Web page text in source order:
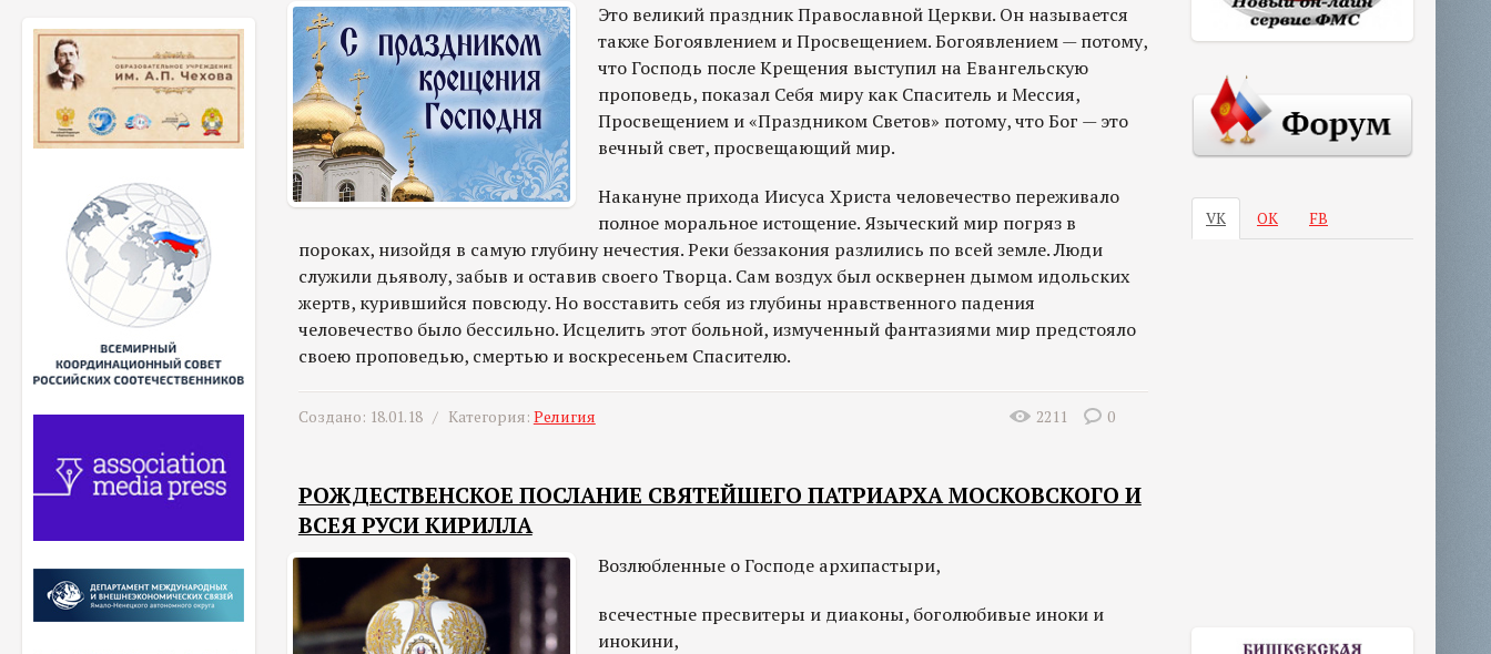
Это великий праздник Православной Церкви. Он называется
также Богоявлением и Просвещением. Богоявлением — потому,
что Господь после Крещения выступил на Евангельскую
проповедь, показал Себя миру как Спаситель и Мессия,
Просвещением и «Праздником Светов» потому, что Бог — это
вечный свет, просвещающий мир.
Накануне прихода Иисуса Христа человечество переживало
полное моральное истощение. Языческий мир погряз в
пороках, низойдя в самую глубину нечестия. Реки беззакония разлились по всей земле. Люди
служили дьяволу, забыв и оставив своего Творца. Сам воздух был осквернен дымом идольских
жертв, курившийся повсюду. Но восставить себя из глубины нравственного падения
человечество было бессильно. Исцелить этот больной, измученный фантазиями мир предстояло
своею проповедью, смертью и воскресеньем Спасителю.
Создано: 18.01.18 / Категория: Религия 2211 0
РОЖДЕСТВЕНСКОЕ ПОСЛАНИЕ СВЯТЕЙШЕГО ПАТРИАРХА МОСКОВСКОГО И
ВСЕЯ РУСИ КИРИЛЛА
Возлюбленные о Господе архипастыри,
всечестные пресвитеры и диаконы, боголюбивые иноки и
инокини,
VK ОК FB